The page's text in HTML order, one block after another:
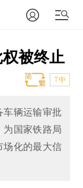
被终止
T中
车辆运输审批
国家铁路局
场化的最大信